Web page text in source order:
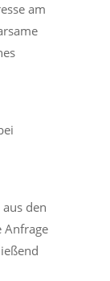
am
den
Anfrage